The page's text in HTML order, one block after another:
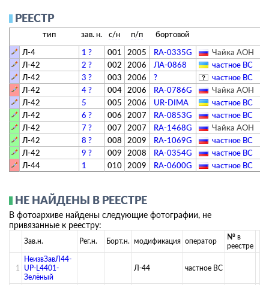
г.
Независимо от фирмы "Чайка" фирмой "Авиатех"
выпускается самолёт
Л-42М
(маркетинговое
обозначение Л-142, далее Л-145).
Также на базе самолёта Л-44 разработан
"сухопутный" вариант
С-44, его полёт состоялся в
2013 году.
На 2019 год построено 37 самолётов (по другой
информации - 34).
РЕЕСТР
тип зав. н. с/н п/п
бортовой
Л-4
1 ? 001 2005 RA-0335G
Чайка АОН
Л-42
2 ? 002 2006 ЛА-0868
­частное ВС­
Л-42
3 ? 003 2006 ?
­частное ВС­
Л-42
4 ? 004 2006 RA-0786G
Чайка АОН
Л-42
5 005 2006 UR-DIMA
­частное ВС­
Л-42
6 ? 006 2007 RA-0853G
­частное ВС­
Л-42
7 ? 007 2007 RA-1468G
Чайка АОН
Л-42
8 ? 008 2009 RA-1069G
­частное ВС­
Л-42
9 ? 009 2008 RA-0354G
­частное ВС­
Л-44
1 010 2009 RA-0600G ­частное ВС­
НЕ НАЙДЕНЫ В РЕЕСТРЕ
В фотоархиве найдены следующие фотографии, не
привязанные к реестру:
Зав.н. Рег.н. Борт.н. модификация оператор
№ в
реестре
1
НеизвЗавЛ44-
UP-L4401-
Зелёный
Л-44 ­частное ВС­